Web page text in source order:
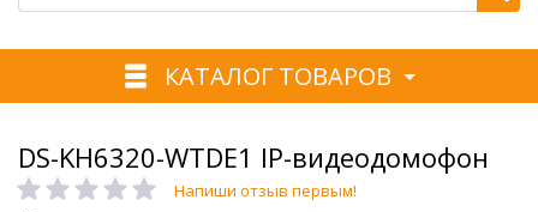
КАТАЛОГ ТОВАРОВ
DS-KH6320-WTDE1 IP-видеодомофон
Напиши отзыв первым!